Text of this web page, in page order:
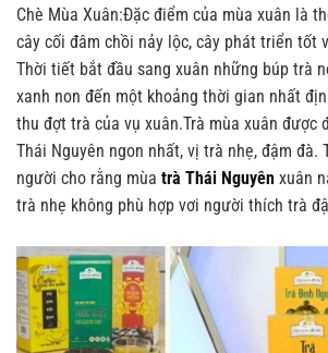
Chè Mùa Xuân:Đặc điểm của mùa xuân là
cây cối đâm chồi nảy lộc, cây phát triển tốt
Thời tiết bắt đầu sang xuân những búp trà
xanh non đến một khoảng thời gian nhất
thu đợt trà của vụ xuân.Trà mùa xuân được
Thái Nguyên ngon nhất, vị trà nhẹ, đậm đà.
người cho rằng mùa trà Thái Nguyên xuân
trà nhẹ không phù hợp vơi người thích trà